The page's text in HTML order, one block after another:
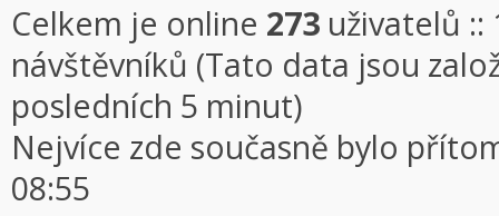
Celkem je online 273 uživatelů ::
návštěvníků (Tato data jsou
posledních 5 minut)
Nejvíce zde současně bylo
08:55